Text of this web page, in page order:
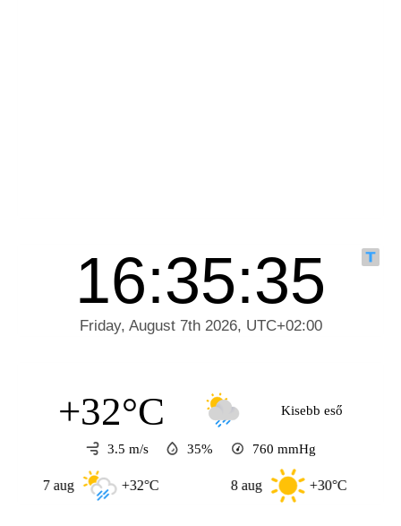
+32°C Kisebb eső
3.5 m/s 35% 760 mmHg
+32°C +30°C